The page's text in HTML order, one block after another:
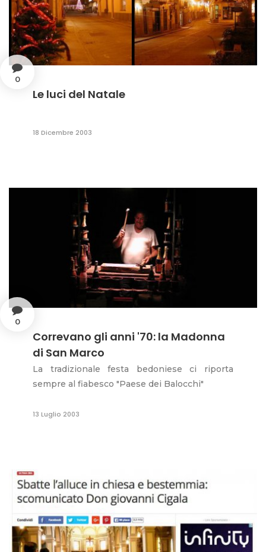
0
Le luci del Natale
18 Dicembre 2003
0
Correvano gli anni '70: la Madonna
di San Marco
La tradizionale festa bedoniese ci riporta
sempre al fiabesco "Paese dei Balocchi"
13 Luglio 2003